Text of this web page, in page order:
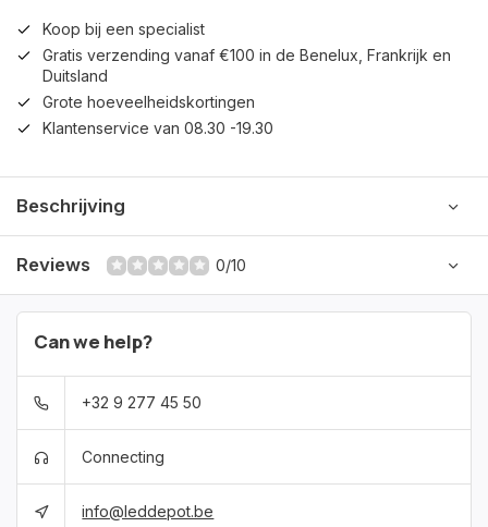
Koop bij een specialist
Gratis verzending vanaf €100 in de Benelux, Frankrijk en
Duitsland
Grote hoeveelheidskortingen
Klantenservice van 08.30 -19.30
Beschrijving
Reviews 0/10
Can we help?
+32 9 277 45 50
Connecting
info@leddepot.be